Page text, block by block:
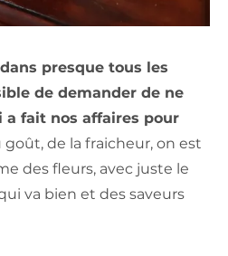
presque tous les
de demander de ne
a fait nos affaires pour
goût, de la fraicheur, on est
des fleurs, avec juste le
va bien et des saveurs